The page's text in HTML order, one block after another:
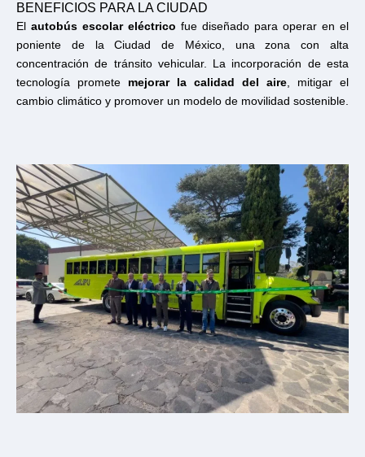
BENEFICIOS PARA LA CIUDAD
El autobús escolar eléctrico fue diseñado para operar en el
poniente de la Ciudad de México, una zona con alta
concentración de tránsito vehicular. La incorporación de esta
tecnología promete
mejorar la calidad del aire, mitigar el
cambio climático y promover un modelo de movilidad sostenible.